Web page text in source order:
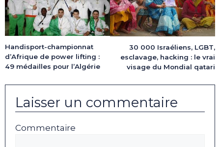
Handisport-championnat
d’Afrique de power lifting :
49 médailles pour l’Algérie
30 000 Israéliens, LGBT,
esclavage, hacking : le vrai
visage du Mondial qatari
Laisser un commentaire
Commentaire